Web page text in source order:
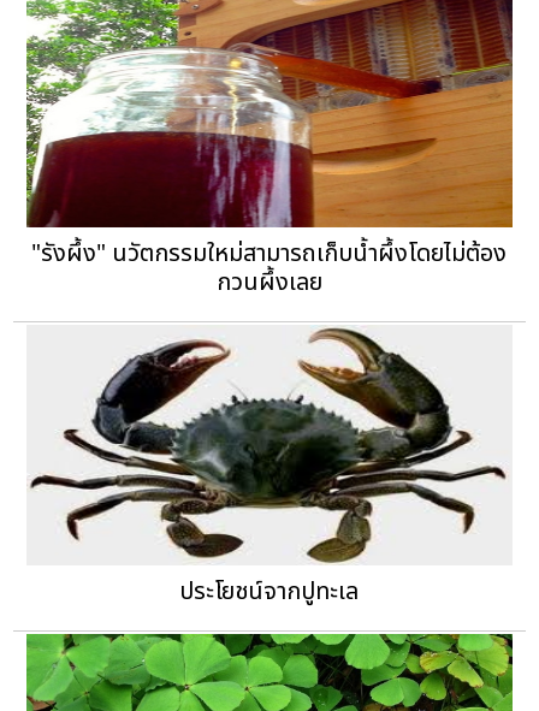
"รังผึ้ง" นวัตกรรมใหม่สามารถเก็บน้ำผึ้งโดยไม่ต้อง
กวนผึ้งเลย
ประโยชน์จากปูทะเล